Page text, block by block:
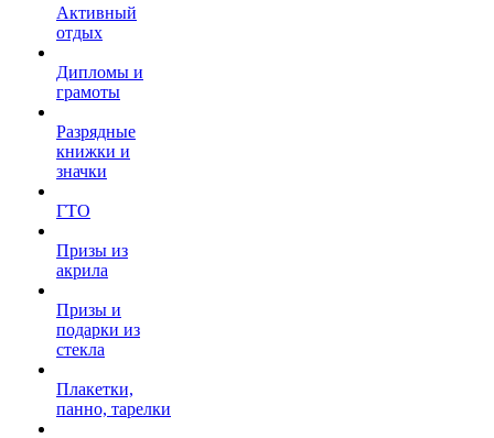
Активный
отдых
Дипломы и
грамоты
Разрядные
книжки и
значки
ГТО
Призы из
акрила
Призы и
подарки из
стекла
Плакетки,
панно, тарелки